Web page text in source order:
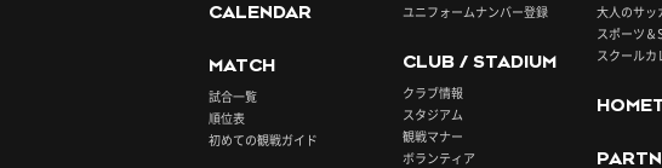
CALENDAR
MATCH
試合一覧
順位表
初めての観戦ガイド
ユニフォームナンバー登録
CLUB / STADIUM
クラブ情報
スタジアム
観戦マナー
ボランティア
大人のサッ
スポーツ＆
スクールカ